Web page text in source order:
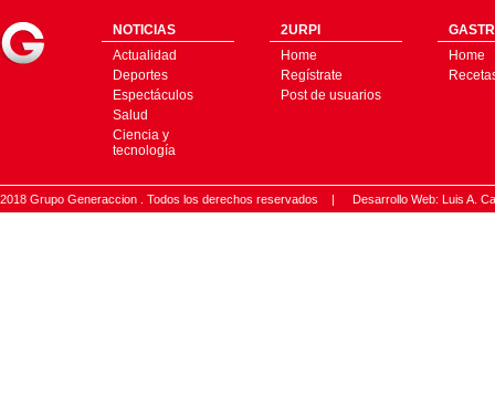
NOTICIAS
Actualidad
Deportes
Espectáculos
Salud
Ciencia y
tecnología
2URPI
Home
Regístrate
Post de usuarios
Home
2018 Grupo Generaccion . Todos los derechos reservados | Desarrollo Web: Luis